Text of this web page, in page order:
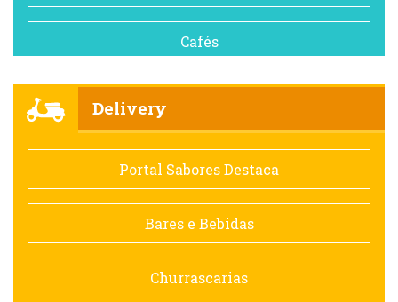
Cafés
Comida saudável
Contemporânea
Doceria
Delivery
Portal Sabores Destaca
Bares e Bebidas
Churrascarias